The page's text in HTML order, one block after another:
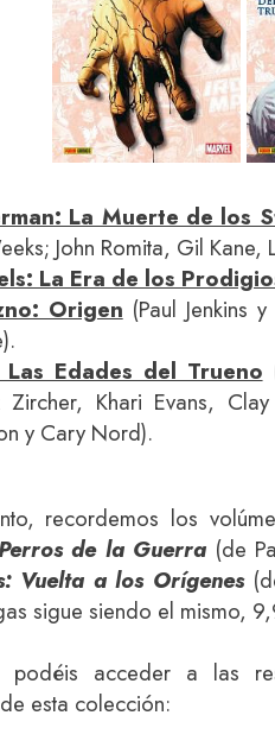
La Muerte de los
John Romita, Gil Kane,
La Era de los
Origen (Paul Jenkins
Edades del Trueno
Zircher, Khari Evans,
y Cary Nord).
recordemos los
de la Guerra(de
Vuelta a los Orígenes
sigue siendo el mismo,
acceder a las
esta colección: